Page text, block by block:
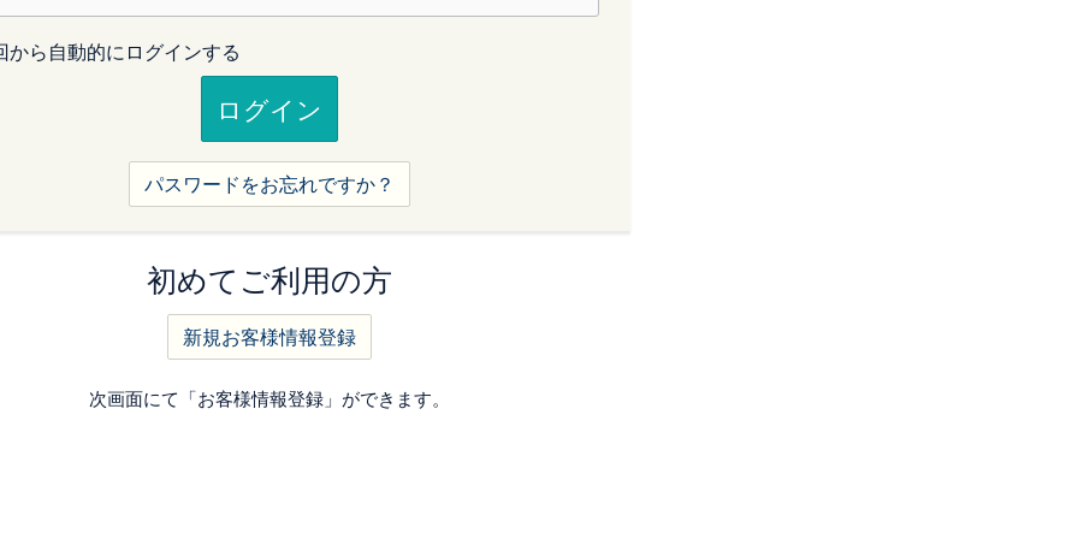
から自動的にログインする
パスワードをお忘れですか？
初めてご利用の方
新規お客様情報登録
次画面にて「お客様情報登録」ができます。